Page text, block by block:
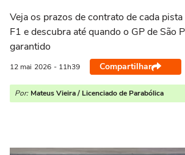
Veja os prazos de contrato de cada
F1 e descubra até quando o GP de São
garantido
12 mai 2026 - 11h39 Compartilhar
Por: Mateus Vieira / Licenciado de Parabólica